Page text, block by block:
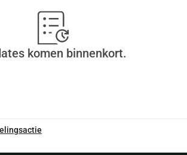
komen binnenkort.